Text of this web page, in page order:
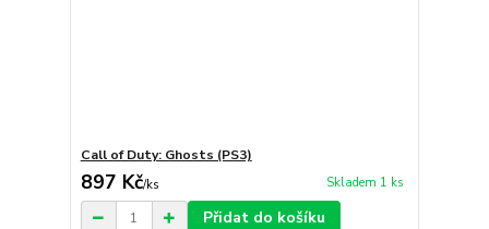
Call of Duty: Ghosts (PS3)
897 Kč/ks Skladem 1 ks
Přidat do košíku